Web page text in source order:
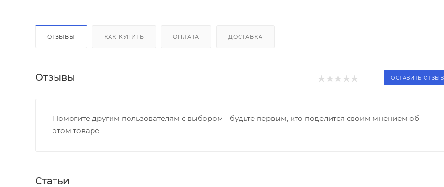
ОТЗЫВЫ КАК КУПИТЬ ОПЛАТА ДОСТАВКА
Отзывы ОСТАВИТЬ ОТЗЫВ
Помогите другим пользователям с выбором - будьте первым, кто поделится своим мнением об
этом товаре
Статьи